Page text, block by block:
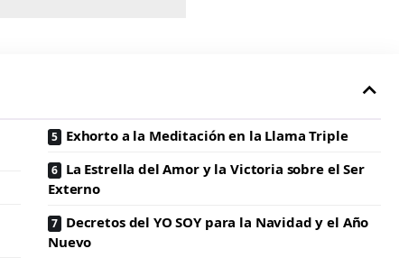
Exhorto a la Meditación en la Llama Triple
La Estrella del Amor y la Victoria sobre el Ser
Externo
Decretos del YO SOY para la Navidad y el Año
Nuevo